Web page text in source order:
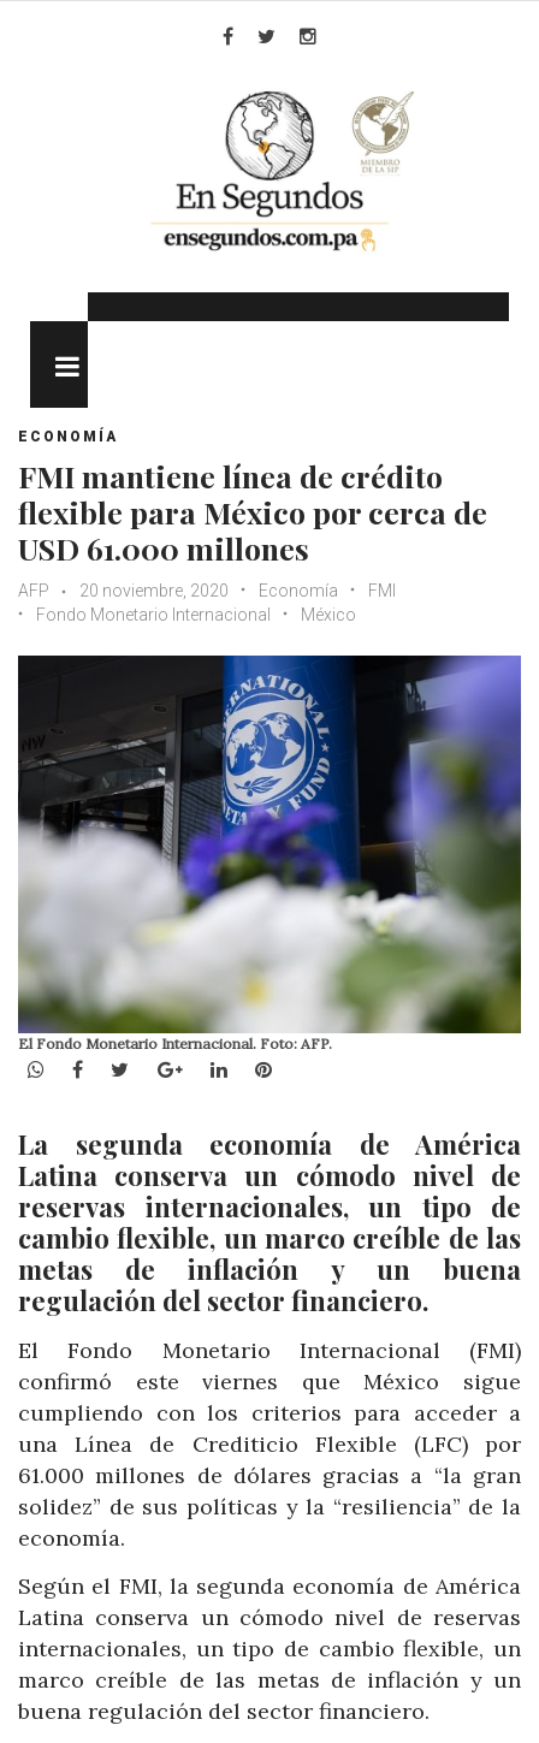
ECONOMÍA
FMI mantiene línea de crédito
flexible para México por cerca de
USD 61.000 millones
AFP 20 noviembre, 2020 Economía
FMI
Fondo Monetario Internacional
México
El Fondo Monetario Internacional. Foto: AFP.
WhatsApp
Facebook
TwitterGoogle+LinkedInPinterest
La segunda economía de América
Latina conserva un cómodo nivel de
reservas internacionales, un tipo de
cambio flexible, un marco creíble de las
metas de inflación y un buena
regulación del sector financiero.
El Fondo Monetario Internacional (FMI)
confirmó este viernes que México sigue
cumpliendo con los criterios para acceder a
una Línea de Crediticio Flexible (LFC) por
61.000 millones de dólares gracias a “la gran
solidez” de sus políticas y la “resiliencia” de la
economía.
Según el FMI, la segunda economía de América
Latina conserva un cómodo nivel de reservas
internacionales, un tipo de cambio flexible, un
marco creíble de las metas de inflación y un
buena regulación del sector financiero.